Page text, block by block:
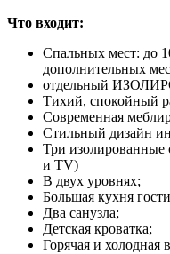
Что входит:
Спальных мест: до
дополнительных
отдельный
Тихий, спокойный
Современная
Стильный дизайн
Три изолированные
и ТV)
В двух уровнях;
Большая кухня
Два санузла;
Детская кроватка;
Горячая и холодная